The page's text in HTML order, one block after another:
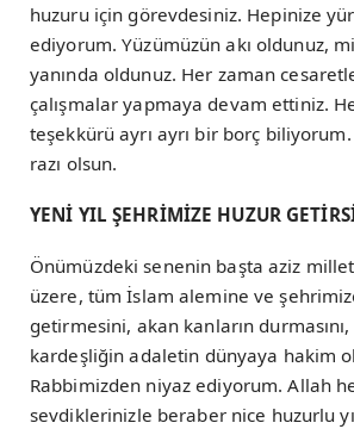
huzuru için görevdesiniz. Hepinize
ediyorum. Yüzümüzün akı oldunuz,
yanında oldunuz. Her zaman
çalışmalar yapmaya devam ettiniz.
teşekkürü ayrı ayrı bir borç
razı olsun.
YENİ YIL ŞEHRİMİZE HUZUR
Önümüzdeki senenin başta aziz
üzere, tüm İslam alemine ve
getirmesini, akan kanların durmasını,
kardeşliğin adaletin dünyaya hakim
Rabbimizden niyaz ediyorum. Allah
sevdiklerinizle beraber nice huzurlu